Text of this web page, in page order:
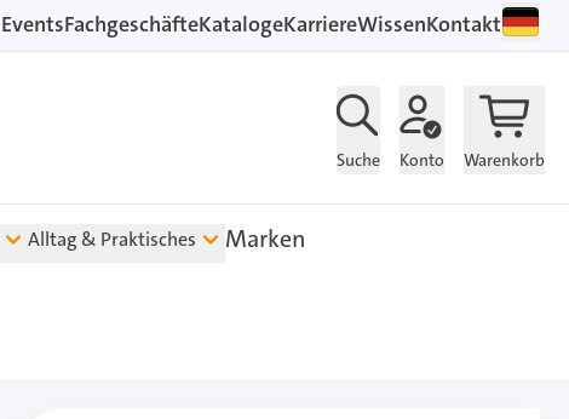
EventsFachgeschäfteKatalogeKarriereWissenKontakt
Suche Konto Warenkorb
Alltag & Praktisches Marken